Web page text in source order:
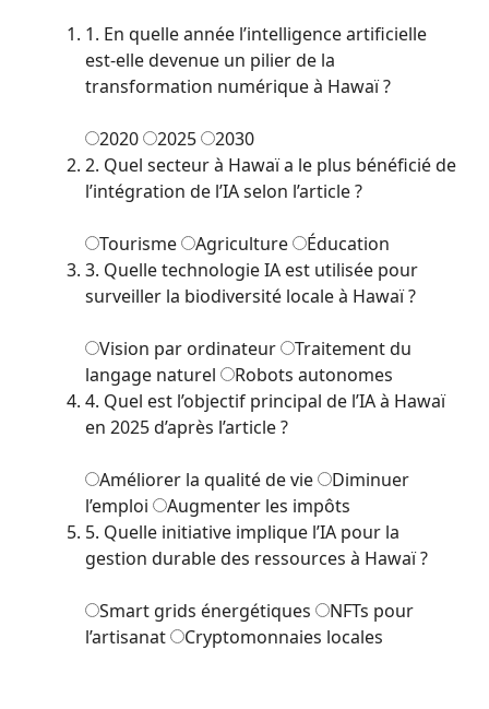
1. En quelle année l’intelligence artificielle
est-elle devenue un pilier de la
transformation numérique à Hawaï ?
2020 2025
2030
2. Quel secteur à Hawaï a le plus bénéficié de
l’intégration de l’IA selon l’article ?
Tourisme Agriculture
Éducation
3. Quelle technologie IA est utilisée pour
surveiller la biodiversité locale à Hawaï ?
Vision par ordinateur
Traitement du
langage naturel
Robots autonomes
4. Quel est l’objectif principal de l’IA à Hawaï
en 2025 d’après l’article ?
Améliorer la qualité de vie
Diminuer
l’emploi
Augmenter les impôts
5. Quelle initiative implique l’IA pour la
gestion durable des ressources à Hawaï ?
Smart grids énergétiques
NFTs pour
l’artisanat
Cryptomonnaies locales